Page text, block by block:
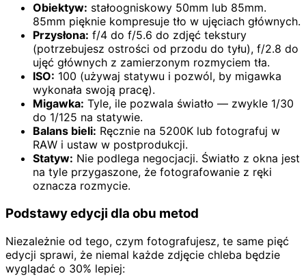
Obiektyw: stałoogniskowy 50mm lub 85mm.
85mm pięknie kompresuje tło w ujęciach głównych.
Przysłona: f/4 do f/5.6 do zdjęć tekstury
(potrzebujesz ostrości od przodu do tyłu), f/2.8 do
ujęć głównych z zamierzonym rozmyciem tła.
ISO: 100 (używaj statywu i pozwól, by migawka
wykonała swoją pracę).
Migawka: Tyle, ile pozwala światło — zwykle 1/30
do 1/125 na statywie.
Balans bieli: Ręcznie na 5200K lub fotografuj w
RAW i ustaw w postprodukcji.
Statyw: Nie podlega negocjacji. Światło z okna jest
na tyle przygaszone, że fotografowanie z ręki
oznacza rozmycie.
Podstawy edycji dla obu metod
Niezależnie od tego, czym fotografujesz, te same pięć
edycji sprawi, że niemal każde zdjęcie chleba będzie
wyglądać o 30% lepiej: